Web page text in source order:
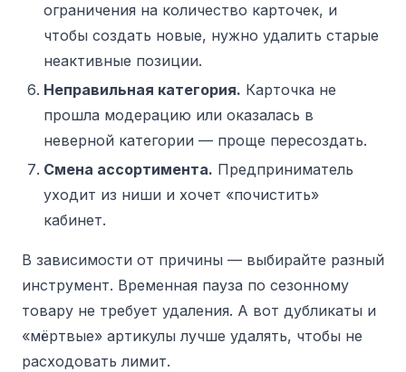
ограничения на количество карточек, и
чтобы создать новые, нужно удалить старые
неактивные позиции.
Неправильная категория. Карточка не
прошла модерацию или оказалась в
неверной категории — проще пересоздать.
Смена ассортимента. Предприниматель
уходит из ниши и хочет «почистить»
кабинет.
В зависимости от причины — выбирайте разный
инструмент. Временная пауза по сезонному
товару не требует удаления. А вот дубликаты и
«мёртвые» артикулы лучше удалять, чтобы не
расходовать лимит.